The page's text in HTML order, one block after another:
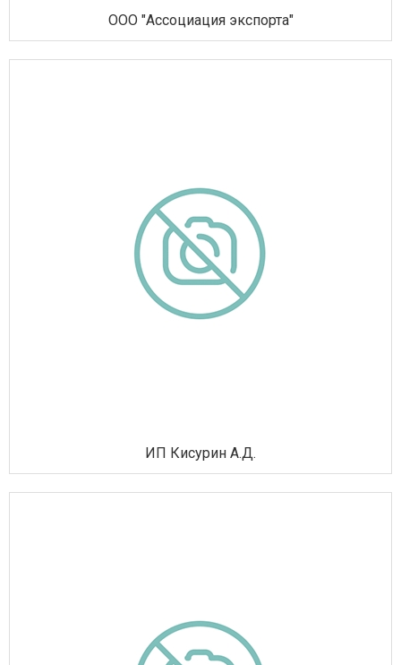
ООО "Ассоциация экспорта"
ИП Кисурин А.Д.